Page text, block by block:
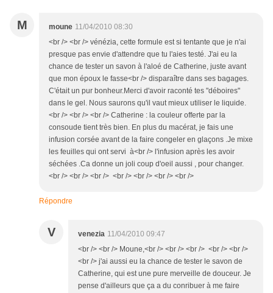
M moune 11/04/2010 08:30
<br /> <br /> vénézia, cette formule est si tentante que je n'ai
presque pas envie d'attendre que tu l'aies testé. J'ai eu la
chance de tester un savon à l'aloé de Catherine, juste avant
que mon époux le fasse<br /> disparaître dans ses bagages.
C'était un pur bonheur.Merci d'avoir raconté tes "déboires"
dans le gel. Nous saurons qu'il vaut mieux utiliser le liquide.
<br /> <br /> <br /> Catherine : la couleur offerte par la
consoude tient très bien. En plus du macérat, je fais une
infusion corsée avant de la faire congeler en glaçons .Je mixe
les feuilles qui ont servi à<br /> l'infusion après les avoir
séchées .Ca donne un joli coup d'oeil aussi , pour changer.
<br /> <br /> <br /> <br /> <br /> <br /> <br />
Répondre
V venezia 11/04/2010 09:47
<br /> <br /> Moune,<br /> <br /> <br /> <br /> <br />
<br /> j'ai aussi eu la chance de tester le savon de
Catherine, qui est une pure merveille de douceur. Je
pense d'ailleurs que ça a du conribuer à me faire